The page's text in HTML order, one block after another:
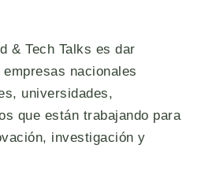
& Tech Talks es dar
nacionales
universidades,
que están trabajando para
investigación y